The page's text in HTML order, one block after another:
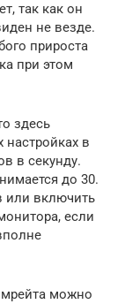
так как он
не везде.
прироста
при этом
здесь
в
в секунду.
до 30.
или включить
если
можно